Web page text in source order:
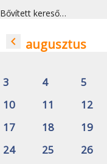
Bővített kereső…
navigate_before augusztus
3
4 5
10
11 12
17
18 19
24
25 26